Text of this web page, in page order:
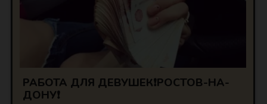
РАБОТА ДЛЯ ДЕВУШЕК❗РОСТОВ-НА-
ДОНУ❗